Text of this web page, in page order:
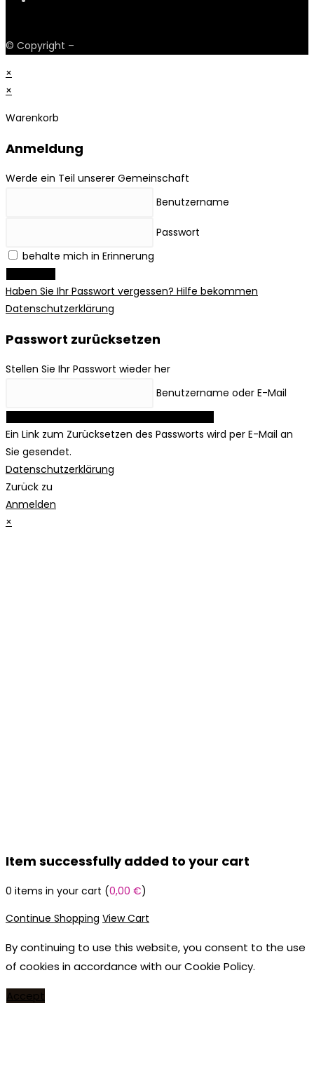
© Copyright –
×
×
Warenkorb
Anmeldung
Werde ein Teil unserer Gemeinschaft
Benutzername
Passwort
behalte mich in Erinnerung
Haben Sie Ihr Passwort vergessen? Hilfe bekommen
Datenschutzerklärung
Passwort zurücksetzen
Stellen Sie Ihr Passwort wieder her
Benutzername oder E-Mail
Ein Link zum Zurücksetzen des Passworts wird per E-Mail an
Sie gesendet.
Datenschutzerklärung
Zurück zu
Anmelden
×
Item successfully added to your cart
0 items in your cart (0,00 €)
Continue Shopping View Cart
By continuing to use this website, you consent to the use
of cookies in accordance with our Cookie Policy.
Accept